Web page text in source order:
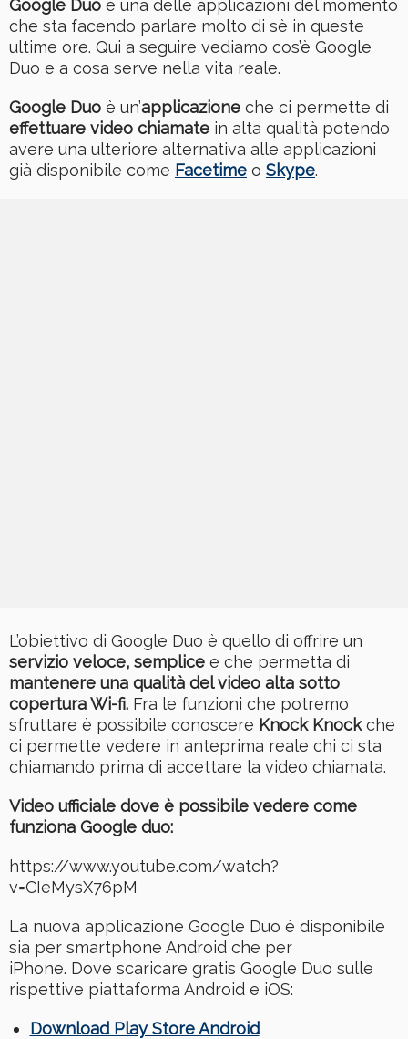
Google Duo è una delle applicazioni del momento
che sta facendo parlare molto di sè in queste
ultime ore. Qui a seguire vediamo cos’è Google
Duo e a cosa serve nella vita reale.
Google Duo è un’applicazione che ci permette di
effettuare video chiamate in alta qualità potendo
avere una ulteriore alternativa alle applicazioni
già disponibile come Facetime o Skype.
L’obiettivo di Google Duo è quello di offrire un
servizio veloce, semplice e che permetta di
mantenere una qualità del video alta sotto
copertura Wi-fi. Fra le funzioni che potremo
sfruttare è possibile conoscere Knock Knockche
ci permette vedere in anteprima reale chi ci sta
chiamando prima di accettare la video chiamata.
Video ufficiale dove è possibile vedere come
funziona Google duo:
https://www.youtube.com/watch?
v=CIeMysX76pM
La nuova applicazione Google Duo è disponibile
sia per smartphone Android che per
iPhone. Dove scaricare gratis Google Duo sulle
rispettive piattaforma Android e iOS:
Download Play Store Android